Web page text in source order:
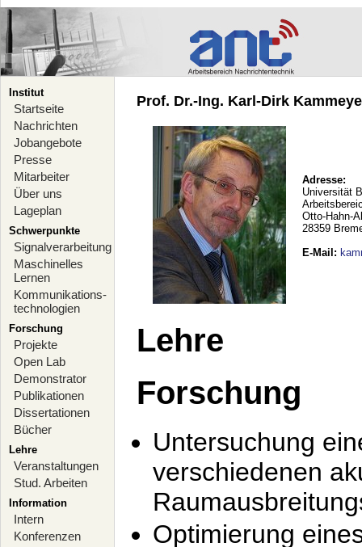
Institut
Startseite
Nachrichten
Jobangebote
Presse
Mitarbeiter
Über uns
Lageplan
Schwerpunkte
Signalverarbeitung
Maschinelles
Lernen
Kommunikations-
technologien
Forschung
Projekte
Open Lab
Demonstrator
Publikationen
Dissertationen
Bücher
Lehre
Veranstaltungen
Stud. Arbeiten
Information
Intern
Konferenzen
Prof. Dr.-Ing. Karl-Dirk
Adresse:
Universität
Otto-Hahn-
28359
E-Mail :
Lehre
Forschung
Untersuchung
verschiedenen
Optimierung